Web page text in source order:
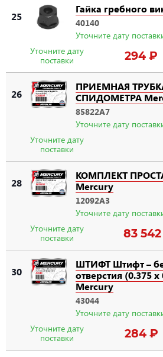
25
Гайка гребного
40140
Уточните дату
Уточните дату
поставки
294 ₽
26
ПРИЕМНАЯ
СПИДОМЕТРА
85822A7
Уточните дату
Уточните дату
поставки
28
КОМПЛЕКТ
Mercury
12092A3
Уточните дату
Уточните дату
поставки
83
30
ШТИФТ Штифт –
отверстия (0.375 x
Mercury
43044
Уточните дату
Уточните дату
поставки
284 ₽